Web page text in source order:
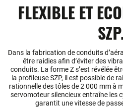
FLEXIBLE ET
Dans la fabrication de conduits
être raidies afin d’éviter des
conduits. La forme Z s’est révélée
la profileuse SZP, il est possible de
rationnelle des tôles de 2 000 mm à
servomoteur silencieux entraîne les
garantit une vitesse de